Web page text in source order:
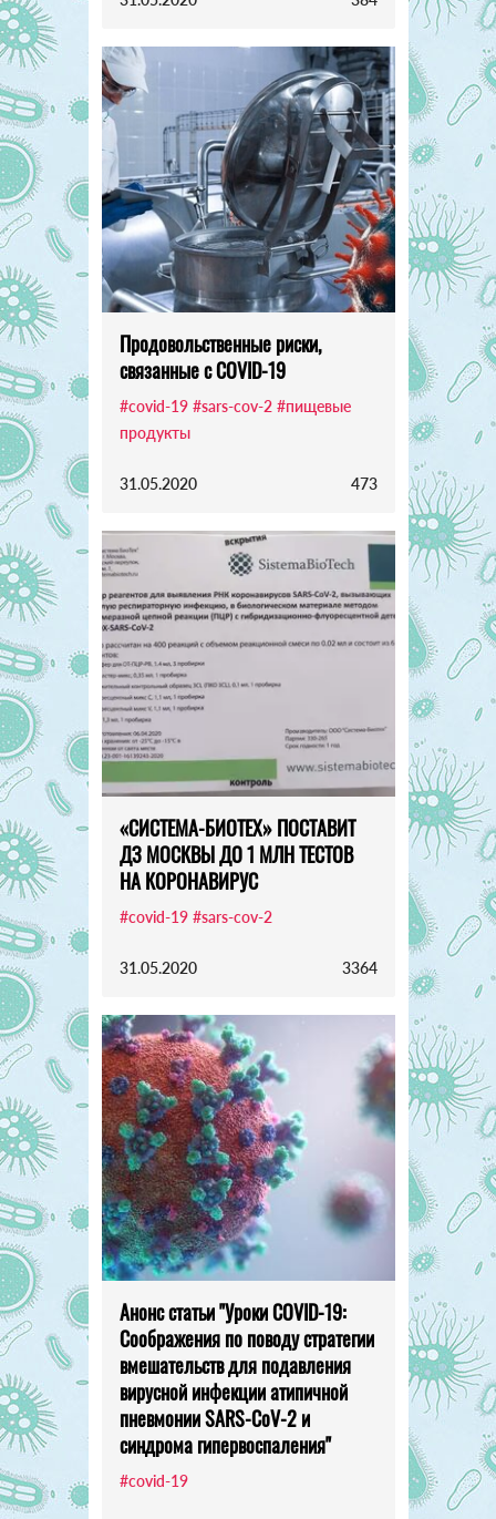
Продовольственные риски,
связанные с COVID-19
#covid-19 #sars-cov-2 #пищевые
продукты
31.05.2020 473
«СИСТЕМА-БИОТЕХ» ПОСТАВИТ
ДЗ МОСКВЫ ДО 1 МЛН ТЕСТОВ
НА КОРОНАВИРУС
#covid-19 #sars-cov-2
31.05.2020 3364
Анонс статьи "Уроки COVID-19:
Соображения по поводу стратегии
вмешательств для подавления
вирусной инфекции атипичной
пневмонии SARS-CoV-2 и
синдрома гипервоспаления"
#covid-19